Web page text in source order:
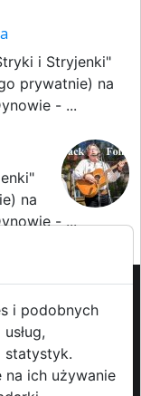
i Stryjenki"
prywatnie) na
- ...
na
- ...
(FAQ)-Patronat
Redakcja i
i podobnych
statystyk.
na ich używanie